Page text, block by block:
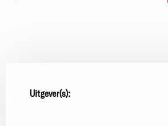
Uitgever(s):